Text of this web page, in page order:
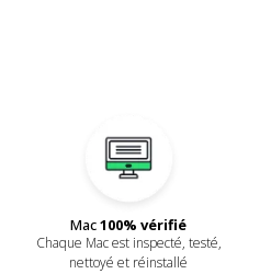
Mac100% vérifié
Chaque Mac est inspecté, testé,
nettoyé et réinstallé